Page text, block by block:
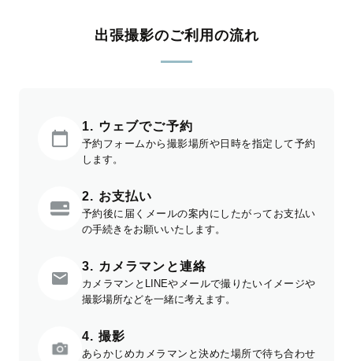
出張撮影のご利用の流れ
1. ウェブでご予約
予約フォームから撮影場所や日時を指定して予約
します。
2. お支払い
予約後に届くメールの案内にしたがってお支払い
の手続きをお願いいたします。
3. カメラマンと連絡
カメラマンとLINEやメールで撮りたいイメージや
撮影場所などを一緒に考えます。
4. 撮影
あらかじめカメラマンと決めた場所で待ち合わせ